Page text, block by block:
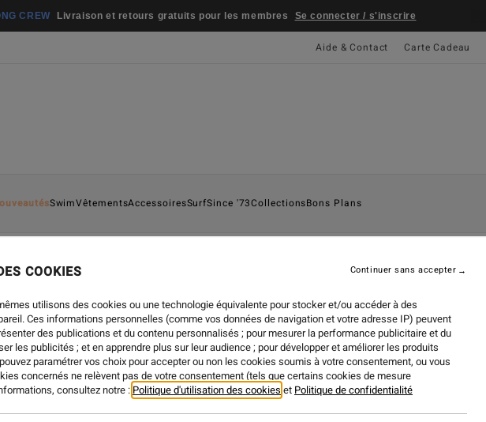
CREW Livraison et retours gratuits pour les membres Se connecter / s'inscrire
Aide & Contact Carte Cadeau
SwimVêtementsAccessoiresSurfSince '73CollectionsBons Plans
COOKIES
utilisons des cookies ou une technologie équivalente pour stocker et/ou accéder à des
Ces informations personnelles (comme vos données de navigation et votre adresse IP) peuvent
des publications et du contenu personnalisés ; pour mesurer la performance publicitaire et du
les publicités ; et en apprendre plus sur leur audience ; pour développer et améliorer les produits
paramétrer vos choix pour accepter ou non les cookies soumis à votre consentement, ou vous
concernés ne relèvent pas de votre consentement (tels que certains cookies de mesure
consultez notre : Politique d'utilisation des cookies et Politique de confidentialité
Continuer sans accepter